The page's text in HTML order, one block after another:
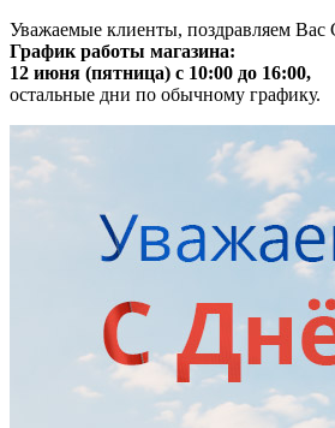
Уважаемые клиенты, поздравляем
График работы магазина:
12 июня (пятница) с 10:00 до 16:00,
остальные дни по обычному графику.